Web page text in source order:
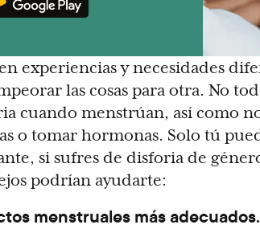
experiencias y necesidades
las cosas para otra. No
cuando menstrúan, así como
o tomar hormonas. Solo tú
si sufres de disforia de
podrían ayudarte:
menstruales más adecuados.